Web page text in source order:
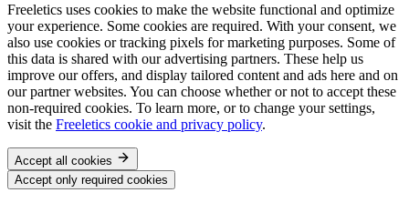
Freeletics uses cookies to make the website functional and optimize
your experience. Some cookies are required. With your consent, we
also use cookies or tracking pixels for marketing purposes. Some of
this data is shared with our advertising partners. These help us
improve our offers, and display tailored content and ads here and on
our partner websites. You can choose whether or not to accept these
non-required cookies. To learn more, or to change your settings,
visit the Freeletics cookie and privacy policy.
Accept all cookies
Accept only required cookies